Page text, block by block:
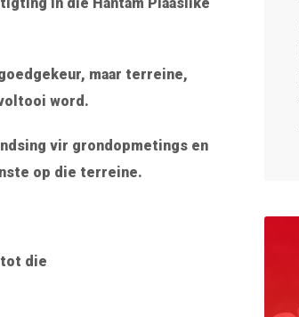
maar terreine,
word.
vir grondopmetings en
op die terreine.
tot die